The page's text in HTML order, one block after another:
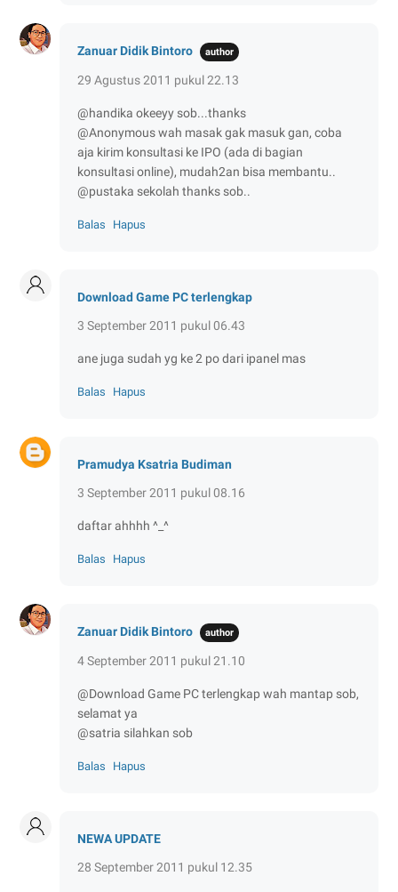
Zanuar Didik Bintoro
29 Agustus 2011 pukul 22.13
@handika okeeyy sob...thanks
@Anonymous wah masak gak masuk gan, coba
aja kirim konsultasi ke IPO (ada di bagian
konsultasi online), mudah2an bisa membantu..
@pustaka sekolah thanks sob..
Balas Hapus
Download Game PC terlengkap
3 September 2011 pukul 06.43
ane juga sudah yg ke 2 po dari ipanel mas
Balas Hapus
Pramudya Ksatria Budiman
3 September 2011 pukul 08.16
daftar ahhhh ^_^
Balas Hapus
Zanuar Didik Bintoro
4 September 2011 pukul 21.10
@Download Game PC terlengkap wah mantap sob,
selamat ya
@satria silahkan sob
Balas Hapus
NEWA UPDATE
28 September 2011 pukul 12.35